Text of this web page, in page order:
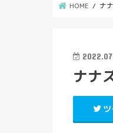
HOME ナ
ナナ